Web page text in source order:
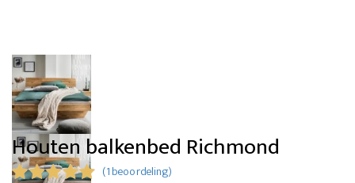
Houten balkenbed Richmond
(1 beoordeling)